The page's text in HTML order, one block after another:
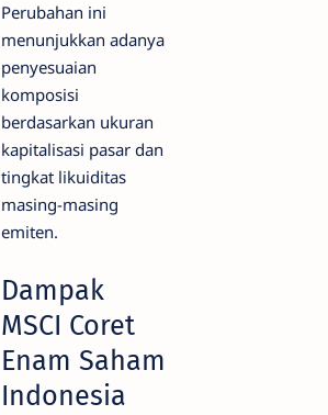
Perubahan ini
menunjukkan adanya
penyesuaian
komposisi
berdasarkan ukuran
kapitalisasi pasar dan
tingkat likuiditas
masing-masing
emiten.
Dampak
MSCI Coret
Enam Saham
Indonesia